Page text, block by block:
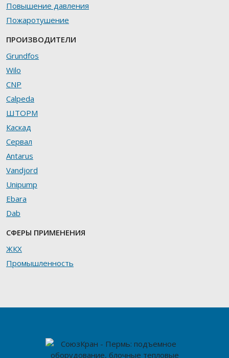
Повышение давления
Пожаротушение
ПРОИЗВОДИТЕЛИ
Grundfos
Wilo
CNP
Calpeda
ШТОРМ
Каскад
Сервал
Antarus
Vandjord
Unipump
Ebara
Dab
СФЕРЫ ПРИМЕНЕНИЯ
ЖКХ
Промышленность